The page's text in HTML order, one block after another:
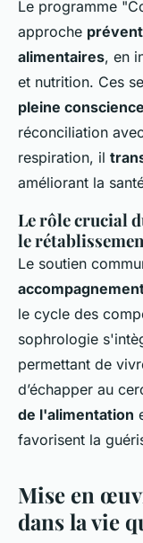
Le programme
approche
alimentaires, en
et nutrition. Ces
pleine conscience
réconciliation
respiration, il
améliorant la
Le rôle crucial
le
Le soutien
le cycle des
sophrologie
permettant de
d’échapper au
de l'alimentation
favorisent la
Mise en
dans la vie